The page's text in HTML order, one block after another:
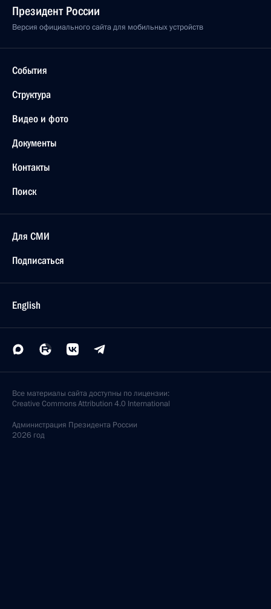
Президент России
Версия официального сайта для мобильных устройств
События
Структура
Видео и фото
Документы
Контакты
Поиск
Для СМИ
Подписаться
English
Все материалы сайта доступны по лицензии:
Creative Commons Attribution 4.0 International
Администрация Президента России
2026 год